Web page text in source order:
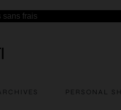
sans frais
PERSONAL